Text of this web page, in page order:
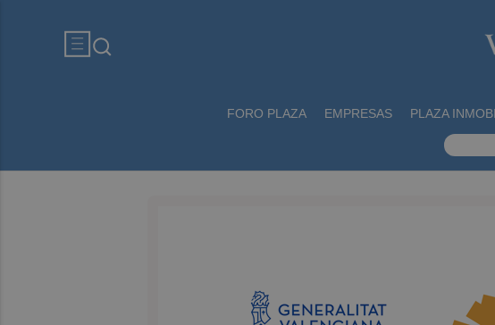
FORO PLAZA EMPRESAS PLAZA